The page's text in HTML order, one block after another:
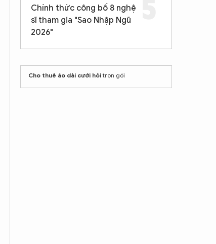
Chính thức công bố 8 nghệ
sĩ tham gia "Sao Nhập Ngũ
2026"
Cho thuê áo dài cưới hỏitrọn gói